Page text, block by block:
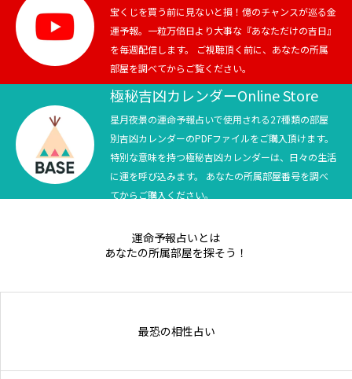
スポーツ
競馬
テニス四大大会・五輪
テニス四大大会・五輪
宝くじを買う前に見ないと損！億のチャンスが巡る金
運予報。一粒万倍日より大事な『あなただけの吉日』
を毎週配信します。 ご視聴頂く前に、あなたの所属
部屋を調べてからご覧ください。
極秘吉凶カレンダーOnline Store
星月夜景の運命予報占いで使用される27種類の部屋
別吉凶カレンダーのPDFファイルをご購入頂けます。
特別な意味を持つ極秘吉凶カレンダーは、日々の生活
に運を呼び込みます。 あなたの所属部屋番号を調べ
てからご購入ください。
運命予報占いとは
あなたの所属部屋を探そう！
最恐の相性占い